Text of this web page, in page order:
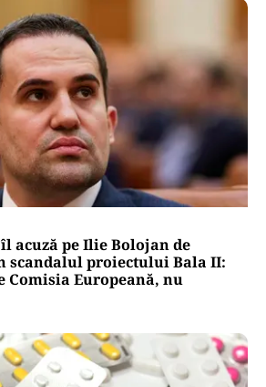
acuză pe Ilie Bolojan de
scandalul proiectului Bala II:
Comisia Europeană, nu